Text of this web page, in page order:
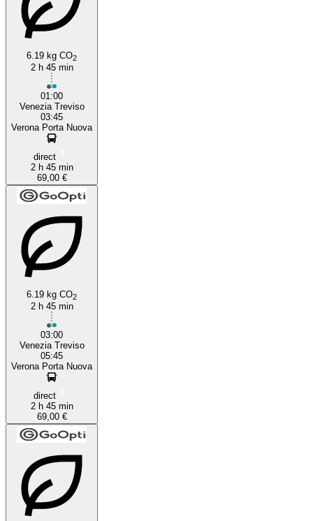
6.19 kg CO2
2 h 45 min
01:00
Venezia Treviso
03:45
Verona Porta Nuova
direct
2 h 45 min
69,00 €
6.19 kg CO2
2 h 45 min
03:00
Venezia Treviso
05:45
Verona Porta Nuova
direct
2 h 45 min
69,00 €